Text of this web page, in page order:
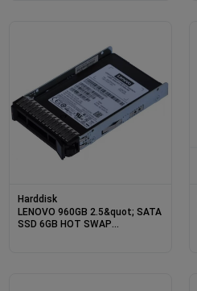
Harddisk
LENOVO 960GB 2.5&quot; SATA
SSD 6GB HOT SWAP